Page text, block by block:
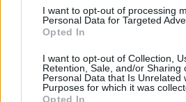
I want to opt-out of processing
Personal Data for Targeted
Opted In
I want to opt-out of Collection,
Retention, Sale, and/or Sharing
Personal Data that Is Unrelated
Purposes for which it was
Opted In
Huhtikuussa Toukokuussa
Lokakuussa Marraskuussa